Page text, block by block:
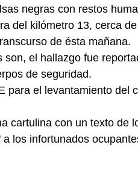
negras con restos
del kilómetro 13, cerca
de ésta mañana.
el hallazgo fue
de seguridad.
cartulina con un texto de
los infortunados